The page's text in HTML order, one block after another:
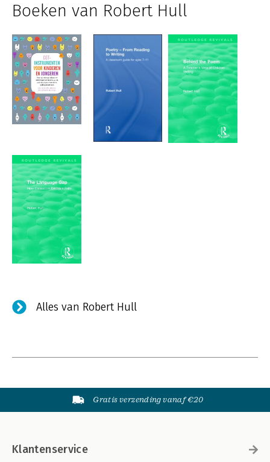
Boeken van Robert Hull
Alles van Robert Hull
Gratis verzending vanaf €20
Klantenservice